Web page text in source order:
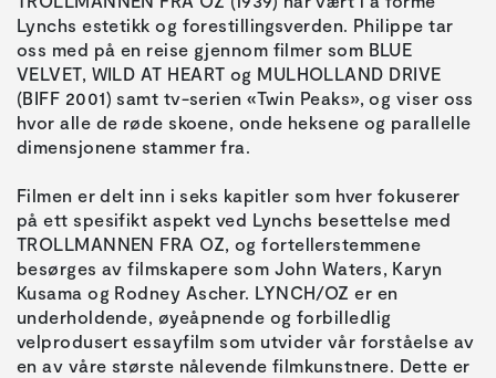
Lynchs estetikk og forestillingsverden. Philippe tar
oss med på en reise gjennom filmer som BLUE
VELVET, WILD AT HEART og MULHOLLAND DRIVE
(BIFF 2001) samt tv-serien «Twin Peaks», og viser oss
hvor alle de røde skoene, onde heksene og parallelle
dimensjonene stammer fra.
Filmen er delt inn i seks kapitler som hver fokuserer
på ett spesifikt aspekt ved Lynchs besettelse med
TROLLMANNEN FRA OZ, og fortellerstemmene
besørges av filmskapere som John Waters, Karyn
Kusama og Rodney Ascher. LYNCH/OZ er en
underholdende, øyeåpnende og forbilledlig
velprodusert essayfilm som utvider vår forståelse av
en av våre største nålevende filmkunstnere. Dette er